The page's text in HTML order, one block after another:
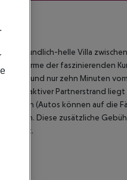
freundlich-helle Villa
Charme der faszinierenden
und nur zehn Minuten
Ein attraktiver Partnerstrand
(Autos können auf die
Jahren. Diese zusätzliche